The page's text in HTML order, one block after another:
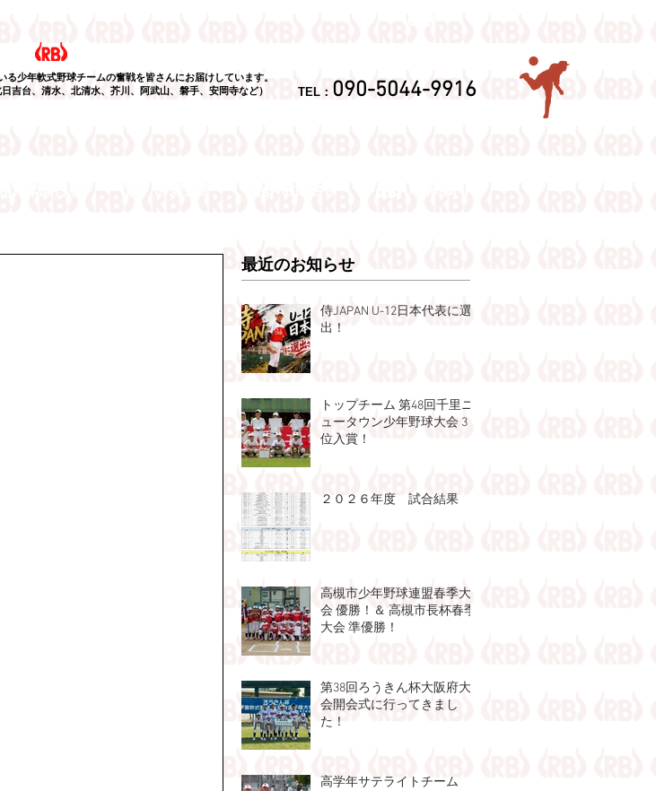
少年軟式野球チームの奮戦を皆さんにお届けしています。
台、清水、北清水、芥川、阿武山、磐手、安岡寺など）
TEL： 090-5044-9916
最近のお知らせ
侍JAPAN U-12日本代表に選
出！
トップチーム 第48回千⾥ニ
ュータウン少年野球⼤会 3
位入賞！
２０２６年度 試合結果
高槻市少年野球連盟春季大
会 優勝！＆ 高槻市長杯春季
大会 準優勝！
第38回ろうきん杯大阪府大
会開会式に行ってきまし
た！
高学年サテライトチーム